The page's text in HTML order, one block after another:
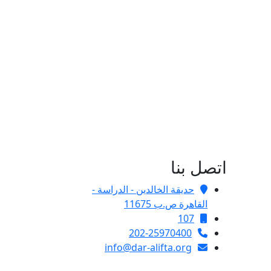
اتصل بنا
حديقة الخالدين - الدراسة -
القاهرة ص.ب 11675
107
202-25970400
info@dar-alifta.org